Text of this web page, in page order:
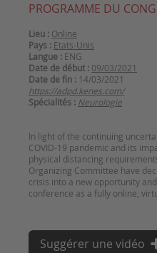
PROGRAMME DU
Lieu : Online
Pays : Etats-Unis
Langue : ENG
Date de début : 09/03/2021
Date de fin : 14/03/2021
https://adpd.kenes.com/
Spécialités : Neurologie
In light of the continuing
COVID-19 pandemic and its
physical distancing
Organizing Committee have
crisis into a new opportunity
Suggérer une vidéo